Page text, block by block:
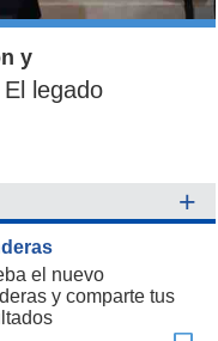
y
legado
+
el nuevo
y comparte tus